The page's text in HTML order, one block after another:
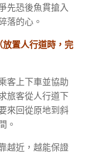
先恐後魚貫搶入
落的心。
放置人行道時，完
客上下車並協助
旅客從人行道下
來回從原地到斜
。
越近，越能保證